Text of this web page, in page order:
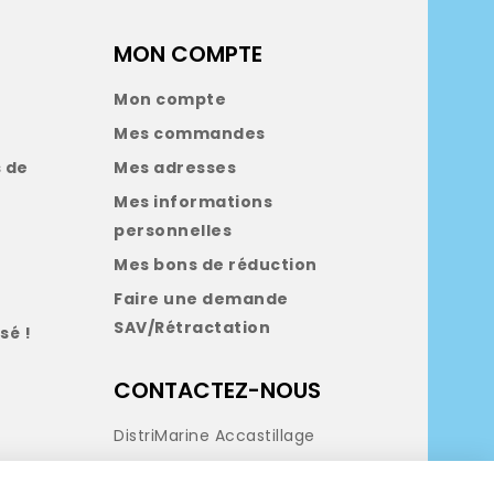
de
!
MON COMPTE
Mon compte
Mes commandes
Mes adresses
Mes informations
personnelles
Mes bons de réduction
Faire une demande
SAV/Rétractation
CONTACTEZ-NOUS
DistriMarine Accastillage